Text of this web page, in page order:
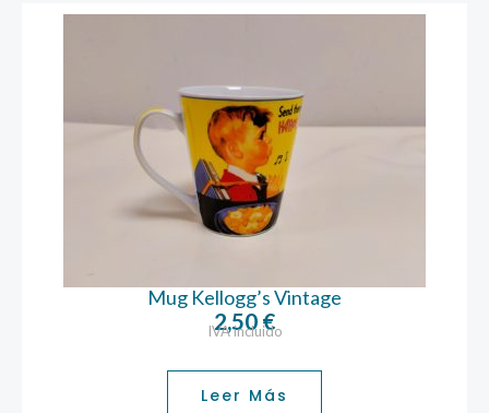
Mug Kellogg’s Vintage
2,50 €
IVA incluido
Leer Más